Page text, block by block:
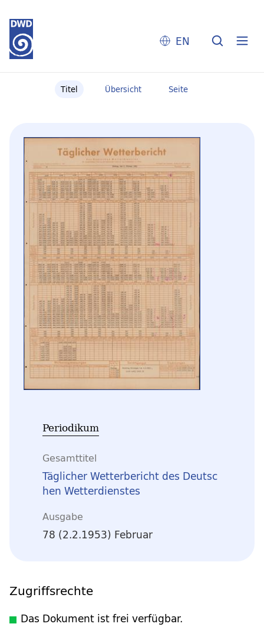
EN
Titel Übersicht Seite
Periodikum
Gesamttitel
Täglicher Wetterbericht des Deutsc
hen Wetterdienstes
Ausgabe
78 (2.2.1953) Februar
Zugriffsrechte
Das Dokument ist frei verfügbar.